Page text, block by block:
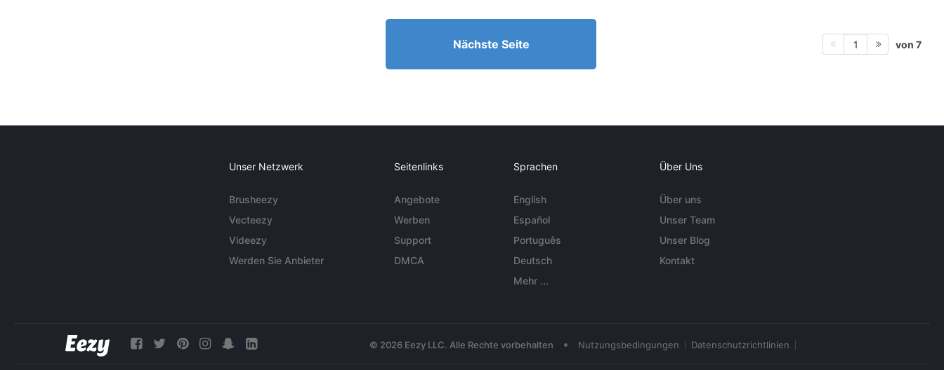
Nächste Seite 1 von 7
Unser Netzwerk
Brusheezy
Vecteezy
Videezy
Werden Sie Anbieter
Seitenlinks
Angebote
Werben
Support
DMCA
Sprachen
English
Español
Português
Deutsch
Mehr ...
Über Uns
Über uns
Unser Team
Unser Blog
Kontakt
© 2026 Eezy LLC. Alle Rechte vorbehalten • Nutzungsbedingungen Datenschutzrichtlinien